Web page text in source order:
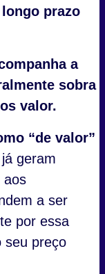
prazo
a
sobra
valor.
“de valor”
geram
aos
a ser
por essa
seu preço